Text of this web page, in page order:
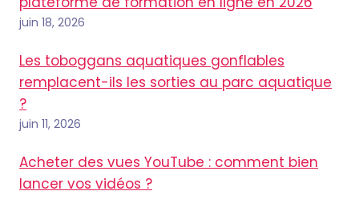
juin 18, 2026
Les toboggans aquatiques gonflables
remplacent-ils les sorties au parc aquatique
?
juin 11, 2026
Acheter des vues YouTube : comment bien
lancer vos vidéos ?